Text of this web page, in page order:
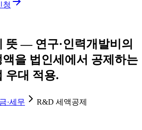
청
뜻 — 연구·인력개발비의
을 법인세에서 공제하는
우대 적용.
·세무 R&D 세액공제